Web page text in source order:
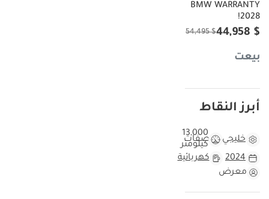
BMW WARRANTY
2028!
$ 44,958
$ 54,495
بيعت
أبرز النقاط
خليجي مواصفات
13,000
كيلومتر
2024
كهربائية
معرض